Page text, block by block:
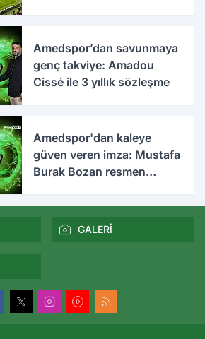
Amedspor’dan savunmaya
genç takviye: Amadou
Cissé ile 3 yıllık sözleşme
Amedspor'dan kaleye
güven veren imza: Mustafa
Burak Bozan resmen
GALERİ